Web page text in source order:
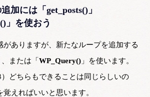
加には「 get_posts() 」
」を使おう
がありますが、新たなループを追加する
、または「 WP_Query() 」を使います。
）どちらもできることは同じらしいの
えればいいと思います。